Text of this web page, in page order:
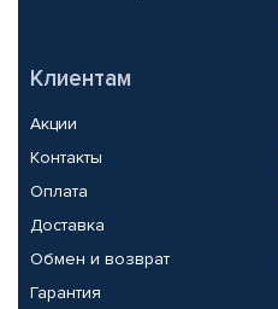
Клиентам
Акции
Контакты
Оплата
Доставка
Обмен и возврат
Гарантия